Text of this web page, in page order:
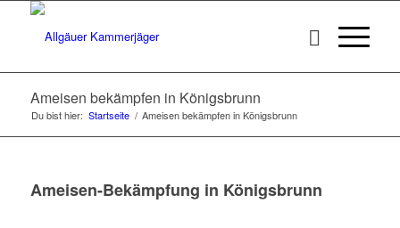
Ameisen bekämpfen in Königsbrunn
Du bist hier: Startseite / Ameisen bekämpfen in Königsbrunn
Ameisen-Bekämpfung in Königsbrunn